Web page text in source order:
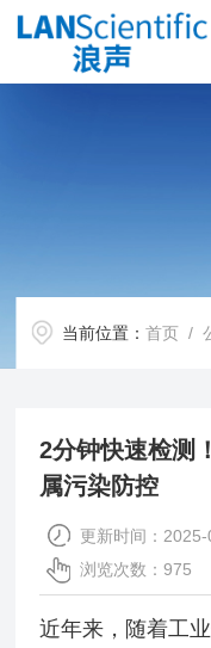
当前位置：首页 /
2分钟快速检测
属污染防控
更新时间：
浏览次数：975
近年来，随着工